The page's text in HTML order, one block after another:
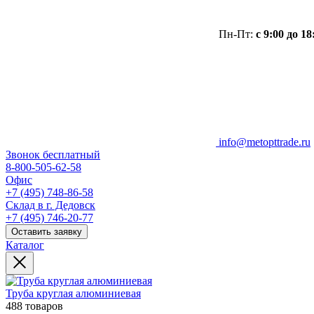
Пн-Пт: с 9:00 до
info@metopttrade.ru
Звонок бесплатный
8-800-505-62-58
Офис
+7 (495) 748-86-58
Склад в г. Дедовск
+7 (495) 746-20-77
Оставить заявку
Каталог
Труба круглая алюминиевая
488 товаров